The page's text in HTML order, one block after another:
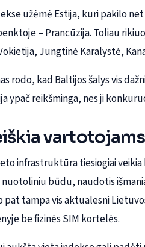
užėmė Estija, kuri pakilo
– Prancūzija. Toliau
Jungtinė Karalystė,
rodo, kad Baltijos šalys vis
ypač reikšminga, nes ji
infrastruktūra tiesiogiai
būdu, naudotis
pat tampa vis aktualesni
be fizinės SIM kortelės.